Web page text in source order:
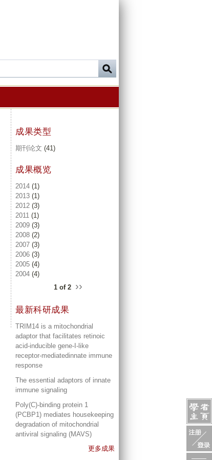
成果类型
期刊论文 (41)
成果概览
2014 (1)
2013 (1)
2012 (3)
2011 (1)
2009 (3)
2008 (2)
2007 (3)
2006 (3)
2005 (4)
2004 (4)
1 of 2 ››
最新科研成果
TRIM14 is a mitochondrial
adaptor that facilitates retinoic
acid-inducible gene-I-like
receptor-mediatedinnate immune
response
The essential adaptors of innate
immune signaling
Poly(C)-binding protein 1
(PCBP1) mediates housekeeping
degradation of mitochondrial
antiviral signaling (MAVS)
更多成果